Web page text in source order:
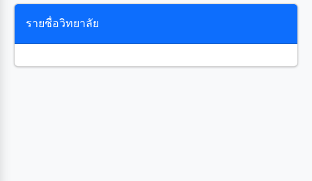
รายชื่อวิทยาลัย